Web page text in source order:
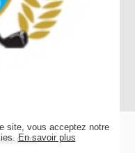
site, vous acceptez notre
En savoir plus